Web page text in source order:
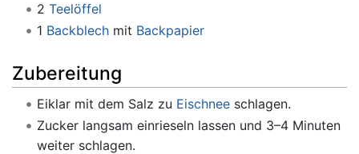
2 Teelöffel
1 Backblechmit Backpapier
Zubereitung
Eiklar mit dem Salz zu Eischneeschlagen.
Zucker langsam einrieseln lassen und 3–4 Minuten
weiter schlagen.